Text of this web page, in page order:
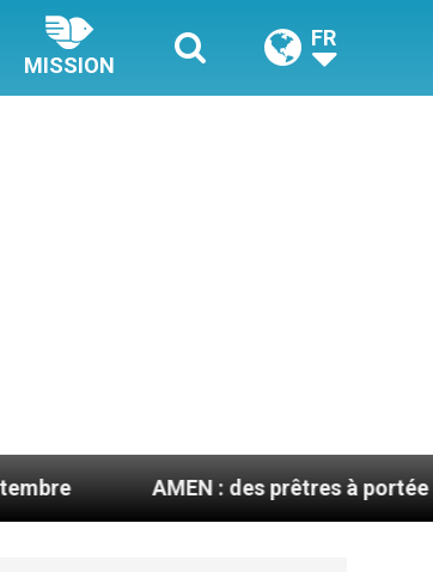
MISSION
FR
AMEN : des prêtres à portée de clic